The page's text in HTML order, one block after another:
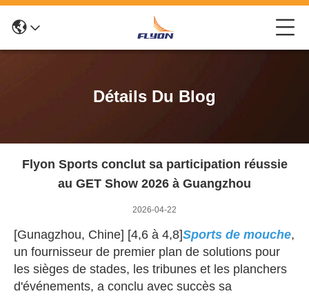
Détails Du Blog
Flyon Sports conclut sa participation réussie
au GET Show 2026 à Guangzhou
2026-04-22
[Gunagzhou, Chine] [4,6 à 4,8]Sports de mouche,
un fournisseur de premier plan de solutions pour
les sièges de stades, les tribunes et les planchers
d'événements, a conclu avec succès sa